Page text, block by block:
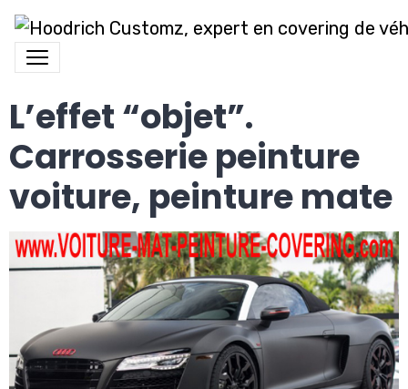
L’effet “objet”.
Carrosserie peinture
voiture, peinture mate